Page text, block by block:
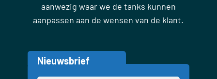
aanwezig waar we de tanks kunnen
aanpassen aan de wensen van de klant.
Nieuwsbrief